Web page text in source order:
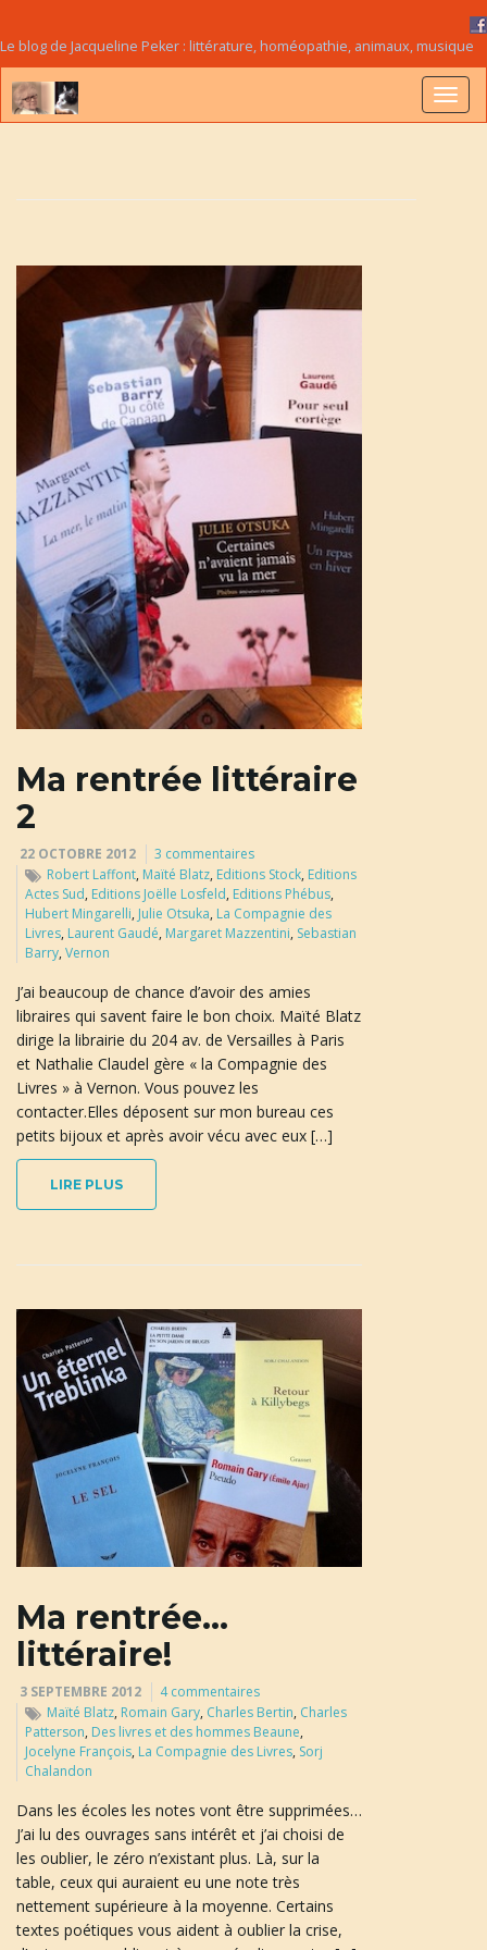
Le blog de Jacqueline Peker : littérature, homéopathie, animaux, musique
Ma rentrée littéraire
2
22 OCTOBRE 2012
3 commentaires
Robert Laffont, Maïté Blatz, Editions Stock, Editions
Actes Sud, Editions Joëlle Losfeld, Editions Phébus,
Hubert Mingarelli, Julie Otsuka, La Compagnie des
Livres, Laurent Gaudé, Margaret Mazzentini, Sebastian
Barry,Vernon
J’ai beaucoup de chance d’avoir des amies
libraires qui savent faire le bon choix. Maïté Blatz
dirige la librairie du 204 av. de Versailles à Paris
et Nathalie Claudel gère « la Compagnie des
Livres » à Vernon. Vous pouvez les
contacter.Elles déposent sur mon bureau ces
petits bijoux et après avoir vécu avec eux […]
LIRE PLUS
Ma rentrée…
littéraire!
3 SEPTEMBRE 2012
4 commentaires
Maïté Blatz, Romain Gary, Charles Bertin, Charles
Patterson, Des livres et des hommes Beaune,
Jocelyne François, La Compagnie des Livres, Sorj
Chalandon
Dans les écoles les notes vont être supprimées…
J’ai lu des ouvrages sans intérêt et j’ai choisi de
les oublier, le zéro n’existant plus. Là, sur la
table, ceux qui auraient eu une note très
nettement supérieure à la moyenne. Certains
textes poétiques vous aident à oublier la crise,